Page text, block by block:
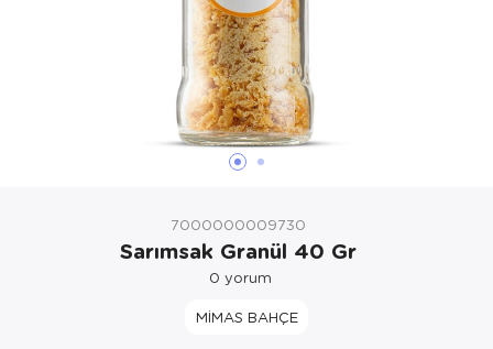
7000000009730
Sarımsak Granül 40 Gr
0 yorum
MİMAS BAHÇE